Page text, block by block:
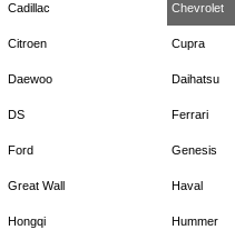
Cadillac Chevrolet
Citroen Cupra
Daewoo Daihatsu
DS Ferrari
Ford Genesis
Great Wall Haval
Hongqi Hummer